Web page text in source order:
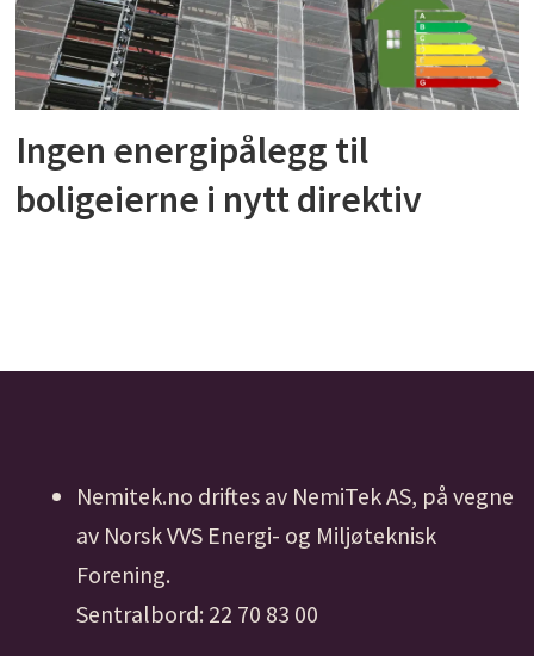
Ingen energipålegg til
boligeierne i nytt direktiv
Nemitek.no driftes av NemiTek AS, på vegne
av Norsk VVS Energi- og Miljøteknisk
Forening.
Sentralbord: 22 70 83 00